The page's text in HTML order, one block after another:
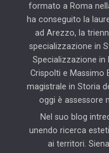
formato a Roma
ha conseguito la
ad Arezzo, la
specializzazione in
Specializzazione
Crispolti e Massimo
magistrale in Storia
oggi è assessore
Nel suo blog
unendo ricerca
ai territori.